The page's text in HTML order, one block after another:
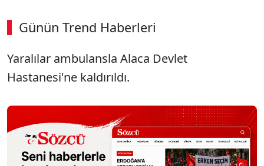
Günün Trend Haberleri
Yaralılar ambulansla Alaca Devlet
Hastanesi'ne kaldırıldı.